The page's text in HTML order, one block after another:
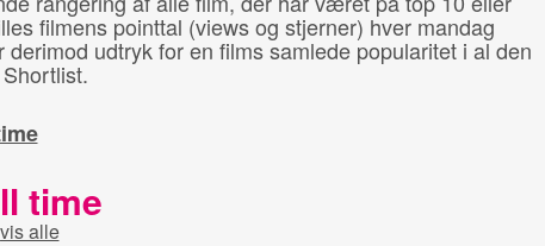
filmens pointtal (views og stjerner) hver mandag
udtryk for en films samlede popularitet i al den
time
vis alle